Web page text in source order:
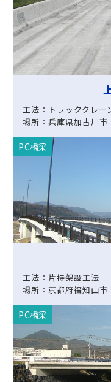
工法：トラッククレー
場所：兵庫県加古川市
PC橋梁
工法：片持架設工法
場所：京都府福知山市
PC橋梁